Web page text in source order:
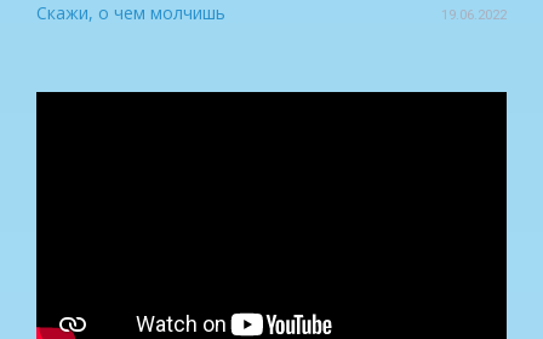
Скажи, о чем молчишь 19.06.2022